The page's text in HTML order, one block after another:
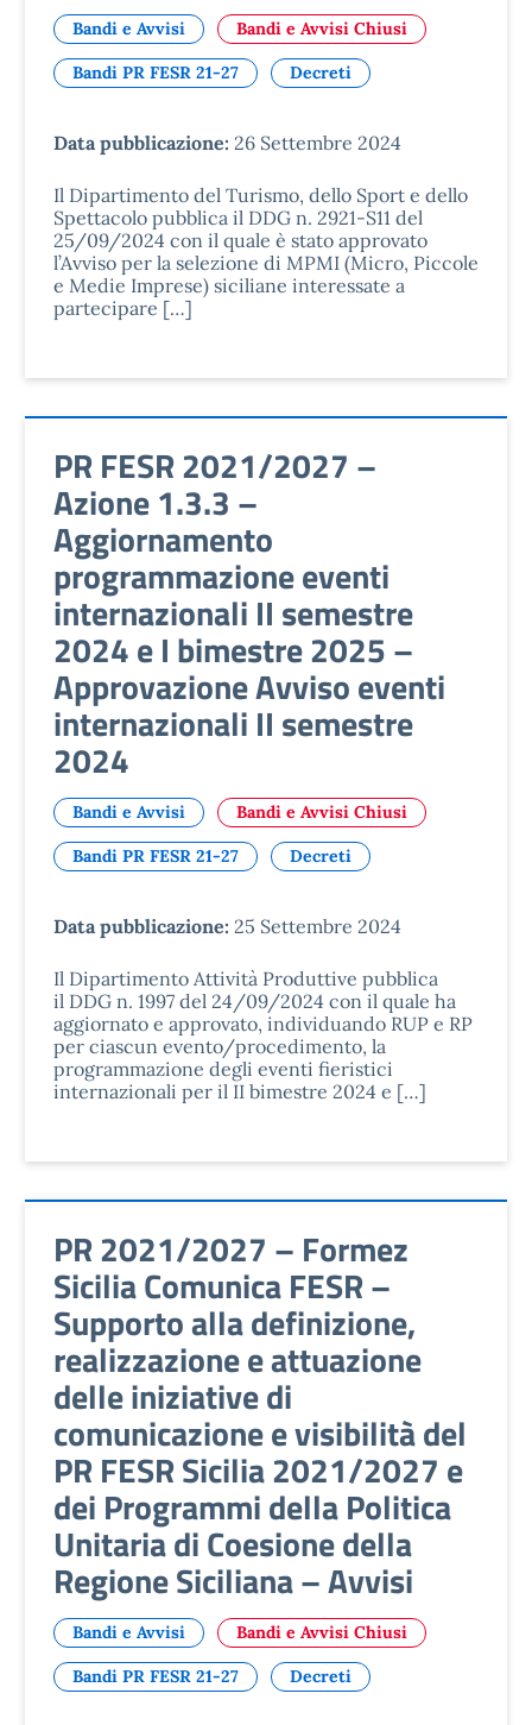
Bandi e Avvisi Bandi e Avvisi Chiusi
Bandi PR FESR 21-27 Decreti
Data pubblicazione: 26 Settembre 2024
Il Dipartimento del Turismo, dello Sport e dello
Spettacolo pubblica il DDG n. 2921-S11 del
25/09/2024 con il quale è stato approvato
l’Avviso per la selezione di MPMI (Micro, Piccole
e Medie Imprese) siciliane interessate a
partecipare […]
PR FESR 2021/2027 –
Azione 1.3.3 –
Aggiornamento
programmazione eventi
internazionali II semestre
2024 e I bimestre 2025 –
Approvazione Avviso eventi
internazionali II semestre
2024
Bandi e Avvisi Bandi e Avvisi Chiusi
Bandi PR FESR 21-27 Decreti
Data pubblicazione: 25 Settembre 2024
Il Dipartimento Attività Produttive pubblica
il DDG n. 1997 del 24/09/2024 con il quale ha
aggiornato e approvato, individuando RUP e RP
per ciascun evento/procedimento, la
programmazione degli eventi fieristici
internazionali per il II bimestre 2024 e […]
PR 2021/2027 – Formez
Sicilia Comunica FESR –
Supporto alla definizione,
realizzazione e attuazione
delle iniziative di
comunicazione e visibilità del
PR FESR Sicilia 2021/2027 e
dei Programmi della Politica
Unitaria di Coesione della
Regione Siciliana – Avvisi
Bandi e Avvisi Bandi e Avvisi Chiusi
Bandi PR FESR 21-27 Decreti